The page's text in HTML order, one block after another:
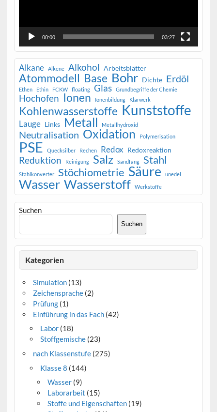
00:00 03:27
Alkane Alkene Alkohol Arbeitsblätter
Atommodell Base Bohr Dichte Erdöl
Ethen Ethin FCKW floating Glas Grundbegriffe der Chemie
Hochofen Ionen Ionenbildung Klärwerk
Kohlenwasserstoffe Kunststoffe
Lauge Links Metall Metallhydroxid
Neutralisation Oxidation Polymerisation
PSE Quecksilber Rechen Redox Redoxreaktion
Reduktion Reinigung Salz Sandfang Stahl
Stahlkonverter Stöchiometrie Säure unedel
Wasser Wasserstoff Werkstoffe
Suchen
Suchen
Kategorien
Simulation(13)
Zeichensprache(2)
Prüfung(1)
Einführung in das Fach(42)
Labor(18)
Stoffgemische(23)
nach Klassenstufe(275)
Klasse 8 (144)
Wasser (9)
Laborarbeit (15)
Stoffe und Eigenschaften (19)